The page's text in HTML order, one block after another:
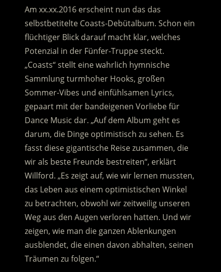
Am xx.xx.2016 erscheint nun das das
selbstbetitelte Coasts-Debütalbum. Schon ein
flüchtiger Blick darauf macht klar, welches
Potenzial in der Fünfer-Truppe steckt.
„Coasts“ stellt eine wahrlich hymnische
Sammlung turmhoher Hooks, großen
Sommer-Vibes und einfühlsamen Lyrics,
gepaart mit der bandeigenen Vorliebe für
Dance Music dar. „Auf dem Album geht es
darum, die Dinge optimistisch zu sehen. Es
fasst diese gigantische Reise zusammen, die
wir als beste Freunde bestreiten“, erklärt
Willford. „Es zeigt auf, wie wir lernen mussten,
das Leben aus einem optimistischen Winkel
zu betrachten, obwohl wir zeitweilig unseren
Weg aus den Augen verloren hatten. Und wir
zeigen, wie man die ganzen Ablenkungen
ausblendet, die einen davon abhalten, seinen
Träumen zu folgen.“